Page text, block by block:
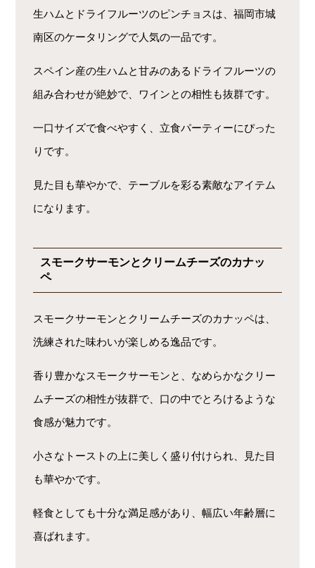
生ハムとドライフルーツのピンチョスは、福岡市城
南区のケータリングで人気の一品です。
スペイン産の生ハムと甘みのあるドライフルーツの
組み合わせが絶妙で、ワインとの相性も抜群です。
一口サイズで食べやすく、立食パーティーにぴった
りです。
見た目も華やかで、テーブルを彩る素敵なアイテム
になります。
スモークサーモンとクリームチーズのカナッ
ペ
スモークサーモンとクリームチーズのカナッペは、
洗練された味わいが楽しめる逸品です。
香り豊かなスモークサーモンと、なめらかなクリー
ムチーズの相性が抜群で、口の中でとろけるような
食感が魅力です。
小さなトーストの上に美しく盛り付けられ、見た目
も華やかです。
軽食としても十分な満足感があり、幅広い年齢層に
喜ばれます。